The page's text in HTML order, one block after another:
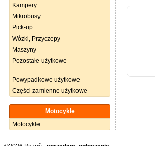
Kampery
Mikrobusy
Pick-up
Wózki, Przyczepy
Maszyny
Pozostałe użytkowe
Powypadkowe użytkowe
Części zamienne użytkowe
Motocykle
Motocykle